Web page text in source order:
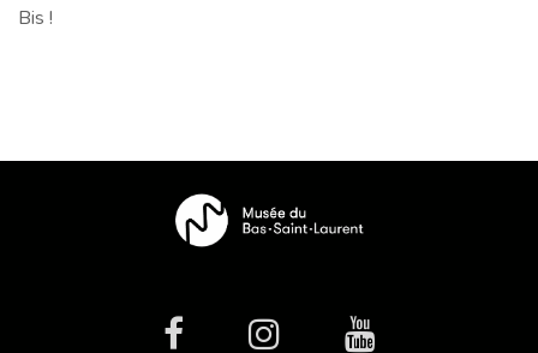
Bis !
facebookInstagramYoutube